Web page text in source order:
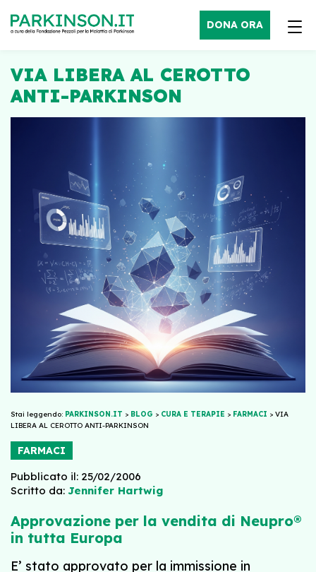
DONA ORA
VIA LIBERA AL CEROTTO
ANTI-PARKINSON
Stai leggendo: PARKINSON.IT > BLOG > CURA E TERAPIE > FARMACI > VIA
LIBERA AL CEROTTO ANTI-PARKINSON
FARMACI
Pubblicato il: 25/02/2006
Scritto da: Jennifer Hartwig
Approvazione per la vendita di Neupro®
in tutta Europa
E’ stato approvato per la immissione in